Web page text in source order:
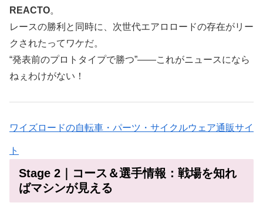
REACTO。
レースの勝利と同時に、次世代エアロロードの存在がリー
クされたってワケだ。
“発表前のプロトタイプで勝つ”――これがニュースになら
ねぇわけがない！
ワイズロードの自転車・パーツ・サイクルウェア通販サイ
ト
Stage 2｜コース＆選手情報：戦場を知れ
ばマシンが見える